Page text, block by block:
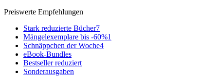
Preiswerte Empfehlungen
Stark reduzierte Bücher7
Mängelexemplare bis -60%1
Schnäppchen der Woche4
eBook-Bundles
Bestseller reduziert
Sonderausgaben